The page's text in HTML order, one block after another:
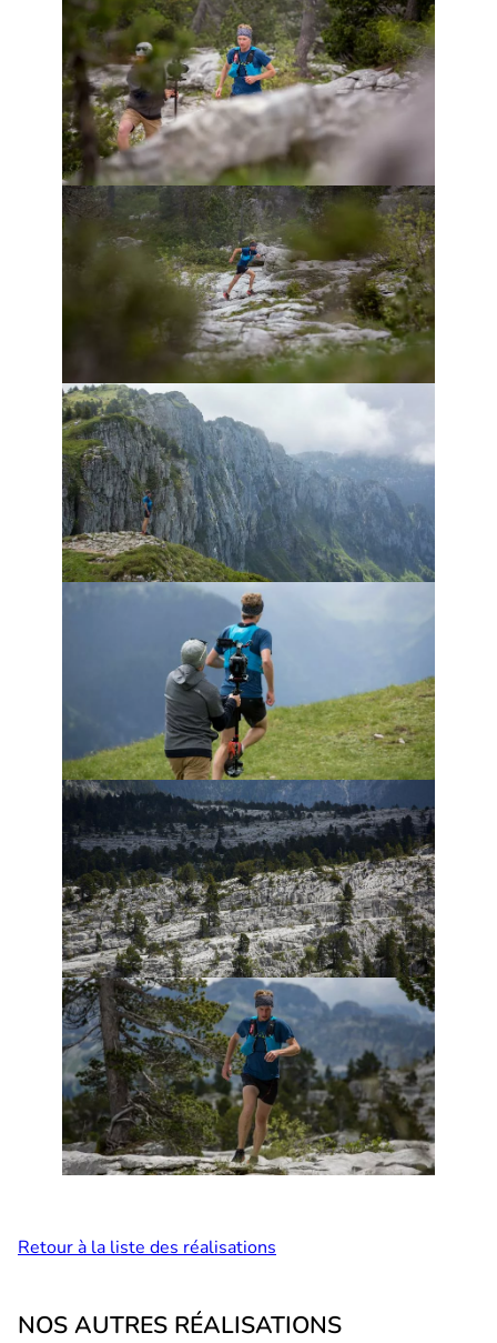
Retour à la liste des réalisations
NOS AUTRES RÉALISATIONS